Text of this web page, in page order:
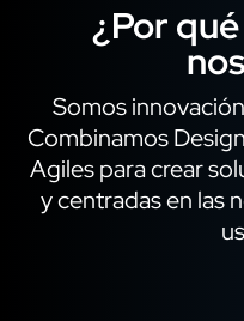
¿Por
Somos
Combinamos
Agiles para crear
y centradas en las